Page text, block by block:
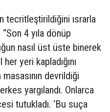
tecritleştirildiğini ısrarla
4 yıla dönüp
nasıl üst üste binerek
yeri kapladığını
devrildiği
yargılandı. Onlarca
tutukladı. ‘Bu suça